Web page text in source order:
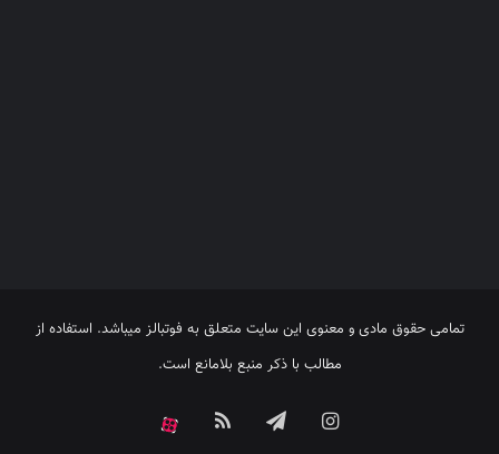
تمامی حقوق مادی و معنوی این سایت متعلق به فوتبالز میباشد. استفاده از
مطالب با ذکر منبع بلامانع است.
اینستاگرامتلگرام خوراک